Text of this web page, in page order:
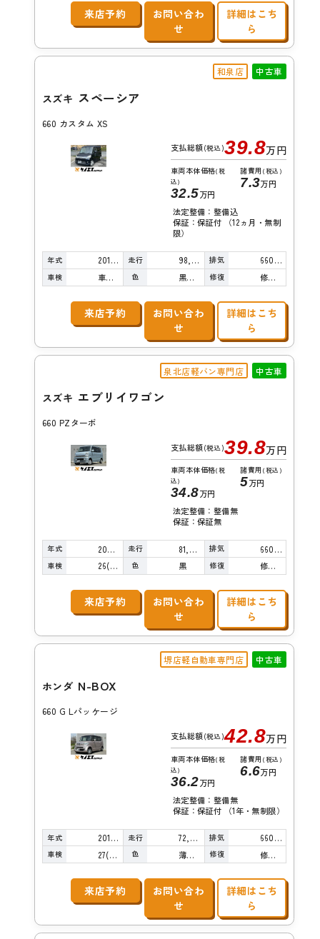
来店予約
お問い合わ
せ
詳細はこち
ら
和泉店 中古車
スズキ スペーシア
660 カスタム XS
支払総額(税込)39.8万円
車両本体価格(税
込)
32.5万円
諸費用 (税込)
7.3万円
法定整備：整備込
保証：保証付 （12ヵ月・無制
限）
年式 2015年 走行 98,000km 排気 660cc
車検 車検整備付 色 黒真珠 修復 修復歴無し
来店予約
お問い合わ
せ
詳細はこち
ら
泉北店軽バン専門店 中古車
スズキ エブリイワゴン
660 PZターボ
支払総額(税込)39.8万円
車両本体価格(税
込)
34.8万円
諸費用 (税込)
5万円
法定整備：整備無
保証：保証無
年式 2007年 走行 81,000km 排気 660cc
車検 26(R8)/12 色 黒 修復 修復歴無し
来店予約
お問い合わ
せ
詳細はこち
ら
堺店軽自動車専門店 中古車
ホンダ N-BOX
660 G Lパッケージ
支払総額(税込)42.8万円
車両本体価格(税
込)
36.2万円
諸費用 (税込)
6.6万円
法定整備：整備無
保証：保証付 （1年・無制限）
年式 2012年 走行 72,000km 排気 660cc
車検 27(R9)/12 色 薄桃Ｍ 修復 修復歴無し
来店予約
お問い合わ
せ
詳細はこち
ら